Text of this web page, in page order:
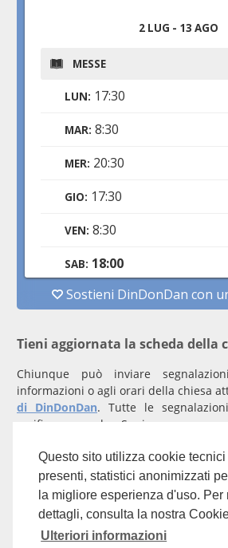
Questo sito utilizza cookie tecnici
presenti, statistici anonimizzati
la migliore esperienza d'uso. Per
dettagli, consulta la nostra
Ulteriori informazioni
Tieni aggiornata la scheda della
Chiunque può inviare
informazioni o agli orari della chiesa
di DinDonDan. Tutte le
verifica manuale. Se invece
con un account
comunicazioni prioritarie che
Per qualunque domanda scrivi a